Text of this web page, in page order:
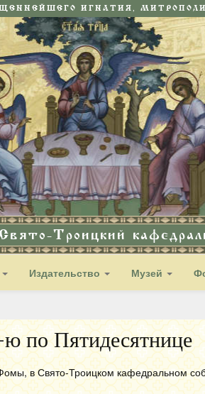
ИГНАТИЯ,
Троицкий
Издательство Музей
по Пятидесятнице
в Свято-Троицком кафедральном